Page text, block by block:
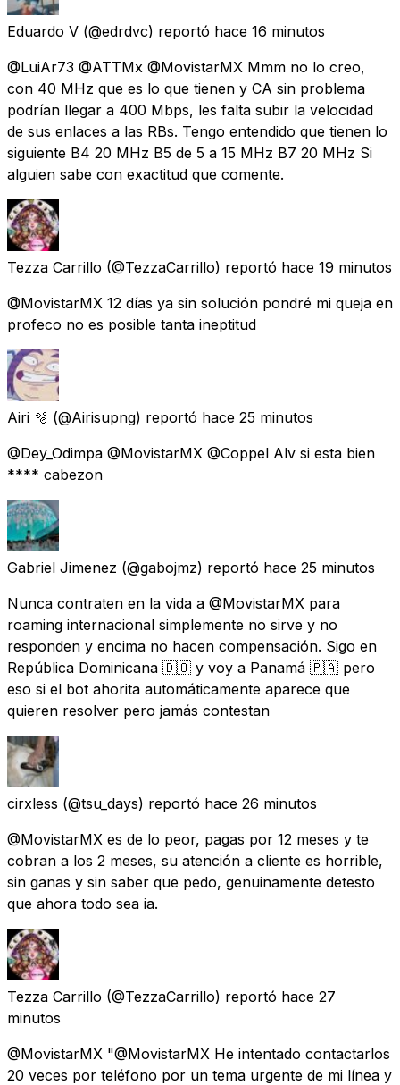
Eduardo V (@edrdvc) reportó hace 16 minutos
@LuiAr73 @ATTMx @MovistarMX Mmm no lo creo,
con 40 MHz que es lo que tienen y CA sin problema
podrían llegar a 400 Mbps, les falta subir la velocidad
de sus enlaces a las RBs. Tengo entendido que tienen lo
siguiente B4 20 MHz B5 de 5 a 15 MHz B7 20 MHz Si
alguien sabe con exactitud que comente.
Tezza Carrillo (@TezzaCarrillo) reportó hace 19 minutos
@MovistarMX 12 días ya sin solución pondré mi queja en
profeco no es posible tanta ineptitud
Airi 🫧 (@Airisupng) reportó hace 25 minutos
@Dey_Odimpa @MovistarMX @Coppel Alv si esta bien
**** cabezon
Gabriel Jimenez (@gabojmz) reportó hace 25 minutos
Nunca contraten en la vida a @MovistarMX para
roaming internacional simplemente no sirve y no
responden y encima no hacen compensación. Sigo en
República Dominicana 🇩🇴 y voy a Panamá 🇵🇦 pero
eso si el bot ahorita automáticamente aparece que
quieren resolver pero jamás contestan
cirxless (@tsu_days) reportó hace 26 minutos
@MovistarMX es de lo peor, pagas por 12 meses y te
cobran a los 2 meses, su atención a cliente es horrible,
sin ganas y sin saber que pedo, genuinamente detesto
que ahora todo sea ia.
Tezza Carrillo (@TezzaCarrillo) reportó hace 27
minutos
@MovistarMX "@MovistarMX He intentado contactarlos
20 veces por teléfono por un tema urgente de mi línea y